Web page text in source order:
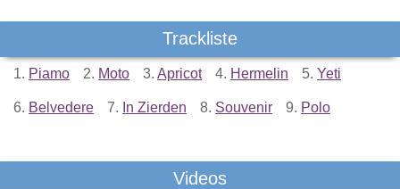
Trackliste
1. Piamo 2. Moto 3. Apricot 4. Hermelin 5. Yeti
6. Belvedere 7. In Zierden 8. Souvenir 9. Polo
Videos